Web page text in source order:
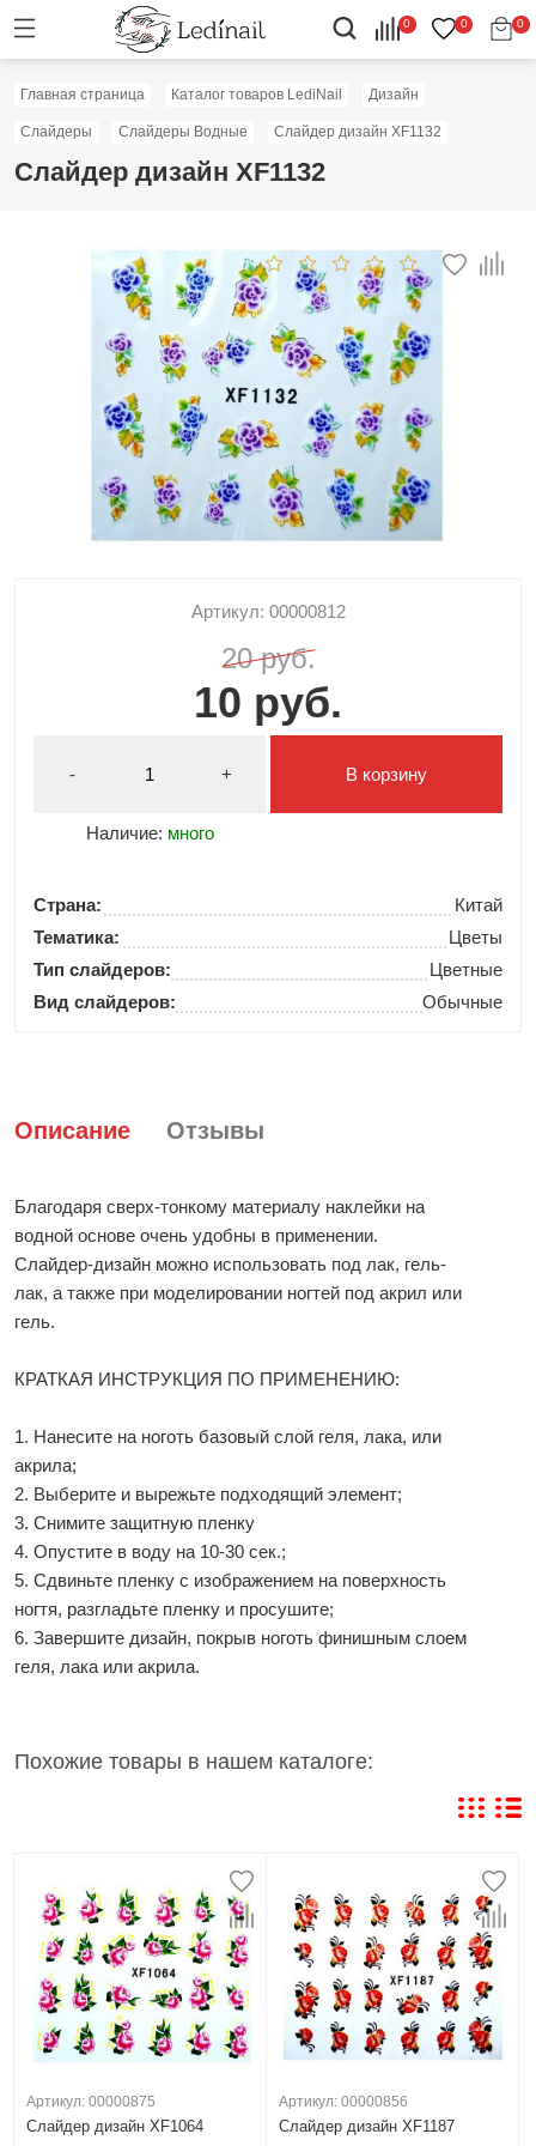
0 0 0
Главная страница Каталог товаров LediNail Дизайн
Слайдеры Слайдеры Водные Слайдер дизайн XF1132
Слайдер дизайн XF1132
Скидка: 50%
Артикул: 00000812
20 руб.
10 руб.
- +
Наличие: много
В корзину
Страна:
Китай
Тематика:
Цветы
Тип слайдеров:
Цветные
Вид слайдеров:
Обычные
Описание Отзывы
Благодаря сверх-тонкому материалу наклейки на
водной основе очень удобны в применении.
Слайдер-дизайн можно использовать под лак, гель-
лак, а также при моделировании ногтей под акрил или
гель.
КРАТКАЯ ИНСТРУКЦИЯ ПО ПРИМЕНЕНИЮ:
1. Нанесите на ноготь базовый слой геля, лака, или
акрила;
2. Выберите и вырежьте подходящий элемент;
3. Снимите защитную пленку
4. Опустите в воду на 10-30 сек.;
5. Сдвиньте пленку с изображением на поверхность
ногтя, разгладьте пленку и просушите;
6. Завершите дизайн, покрыв ноготь финишным слоем
геля, лака или акрила.
Похожие товары в нашем каталоге:
Артикул: 00000875
Слайдер дизайн XF1064
Артикул: 00000856
Слайдер дизайн XF1187